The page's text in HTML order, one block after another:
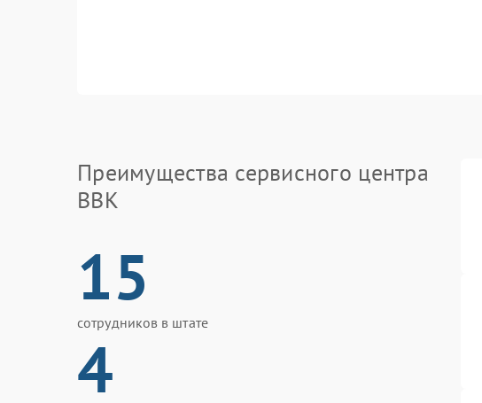
Преимущества сервисного центра
BBK
15
сотрудников в штате
4